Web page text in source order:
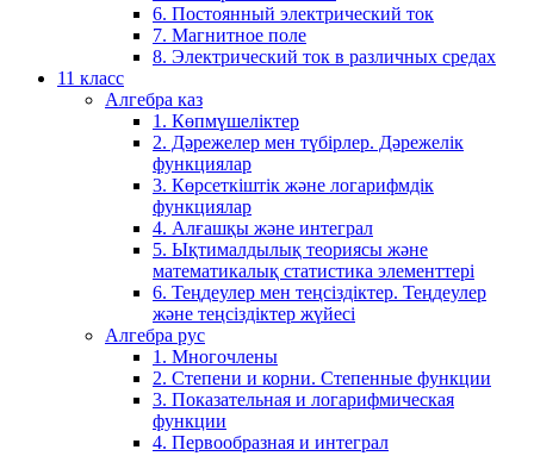
6. Постоянный электрический ток
7. Магнитное поле
8. Электрический ток в различных средах
11 класс
Алгебра каз
1. Көпмүшеліктер
2. Дәрежелер мен түбірлер. Дәрежелік
функциялар
3. Көрсеткіштік және логарифмдік
функциялар
4. Алғашқы және интеграл
5. Ықтималдылық теориясы және
математикалық статистика элементтері
6. Теңдеулер мен теңсіздіктер. Теңдеулер
және теңсіздіктер жүйесі
Алгебра рус
1. Многочлены
2. Степени и корни. Степенные функции
3. Показательная и логарифмическая
функции
4. Первообразная и интеграл